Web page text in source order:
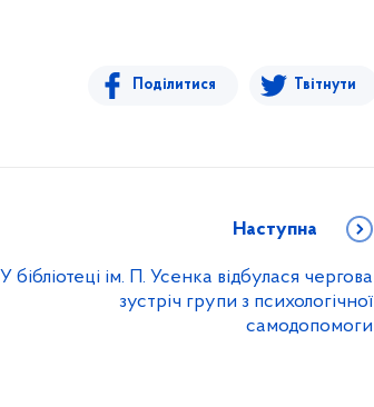
Поділитися Твітнути
Наступна
У бібліотеці ім. П. Усенка відбулася чергова
зустріч групи з психологічної
самодопомоги